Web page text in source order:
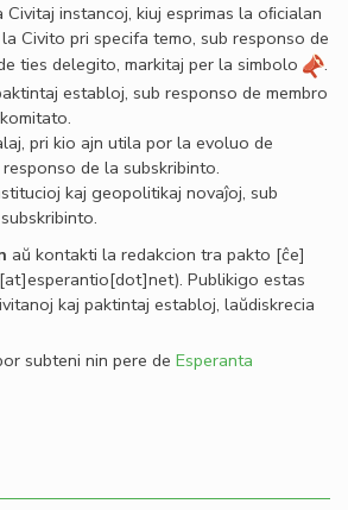
Civitaj instancoj, kiuj esprimas la oﬁcialan
Civito pri specifa temo, sub responso de
ties delegito, markitaj per la simbolo
.
establoj, sub responso de membro
pri kio ajn utila por la evoluo de
de la subskribinto.
kaj geopolitikaj novaĵoj, sub
aŭ kontakti la redakcion tra pakto [ĉe]
. Publikigo estas
kaj paktintaj establoj, laŭdiskrecia
subteni nin pere de Esperanta